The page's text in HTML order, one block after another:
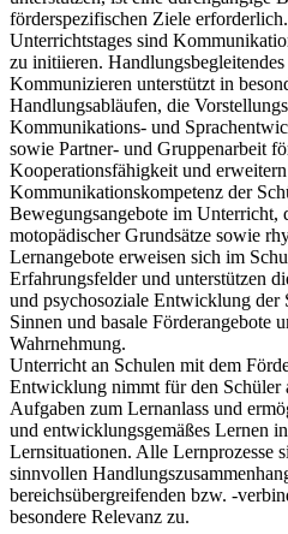
förderspezifischen Ziele
Unterrichtstages sind
zu initiieren.
Kommunizieren unterstützt in
Handlungsabläufen, die
Kommunikations- und
sowie Partner- und Gruppenarbeit
Kooperationsfähigkeit und
Kommunikationskompetenz der
Bewegungsangebote im Unterricht,
motopädischer Grundsätze sowie
Lernangebote erweisen sich im
Erfahrungsfelder und unterstützen
und psychosoziale Entwicklung der
Sinnen und basale Förderangebote
Wahrnehmung.
Unterricht an Schulen mit dem
Entwicklung nimmt für den Schüler
Aufgaben zum Lernanlass und
und entwicklungsgemäßes Lernen
Lernsituationen. Alle Lernprozesse
sinnvollen
bereichsübergreifenden bzw. -
besondere Relevanz zu.